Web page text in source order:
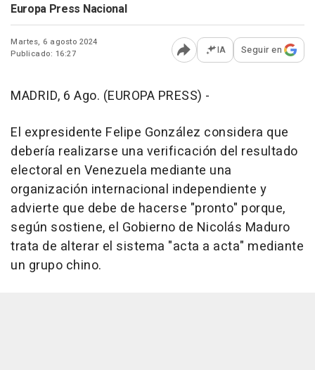
Europa Press Nacional
Martes, 6 agosto 2024
Publicado: 16:27
Abrir opciones para
IA Seguir en
MADRID, 6 Ago. (EUROPA PRESS) -
El expresidente Felipe González considera que
debería realizarse una verificación del resultado
electoral en Venezuela mediante una
organización internacional independiente y
advierte que debe de hacerse "pronto" porque,
según sostiene, el Gobierno de Nicolás Maduro
trata de alterar el sistema "acta a acta" mediante
un grupo chino.